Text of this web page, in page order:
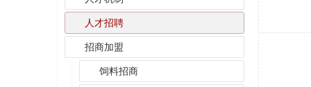
人才招聘
招商加盟
饲料招商